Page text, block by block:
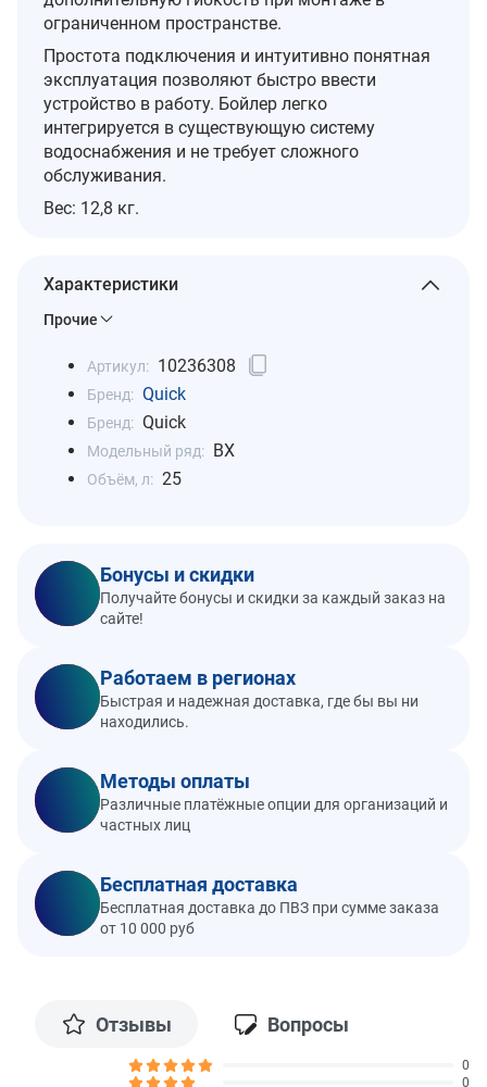
ограниченном пространстве.
Простота подключения и интуитивно понятная
эксплуатация позволяют быстро ввести
устройство в работу. Бойлер легко
интегрируется в существующую систему
водоснабжения и не требует сложного
обслуживания.
Вес: 12,8 кг.
Характеристики
Прочие
Артикул: 10236308
Бренд: Quick
Бренд: Quick
Модельный ряд: BX
Объём, л: 25
Бонусы и скидки
Получайте бонусы и скидки за каждый заказ на
сайте!
Работаем в регионах
Быстрая и надежная доставка, где бы вы ни
находились.
Методы оплаты
Различные платёжные опции для организаций и
частных лиц
Бесплатная доставка
Бесплатная доставка до ПВЗ при сумме заказа
от 10 000 руб
Отзывы Вопросы
0
0